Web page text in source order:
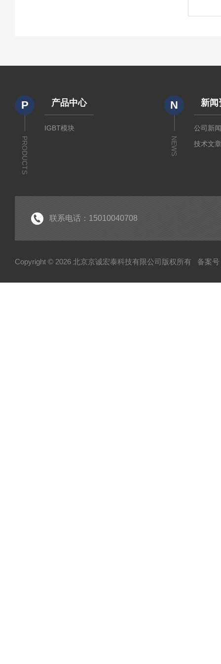
P
PRODUCTS
产品中心
IGBT模块
N
NEWS
新闻
公司新
技术文
联系电话：15010040708
Copyright © 2026 北京京诚宏泰科技有限公司版权所有 备案号